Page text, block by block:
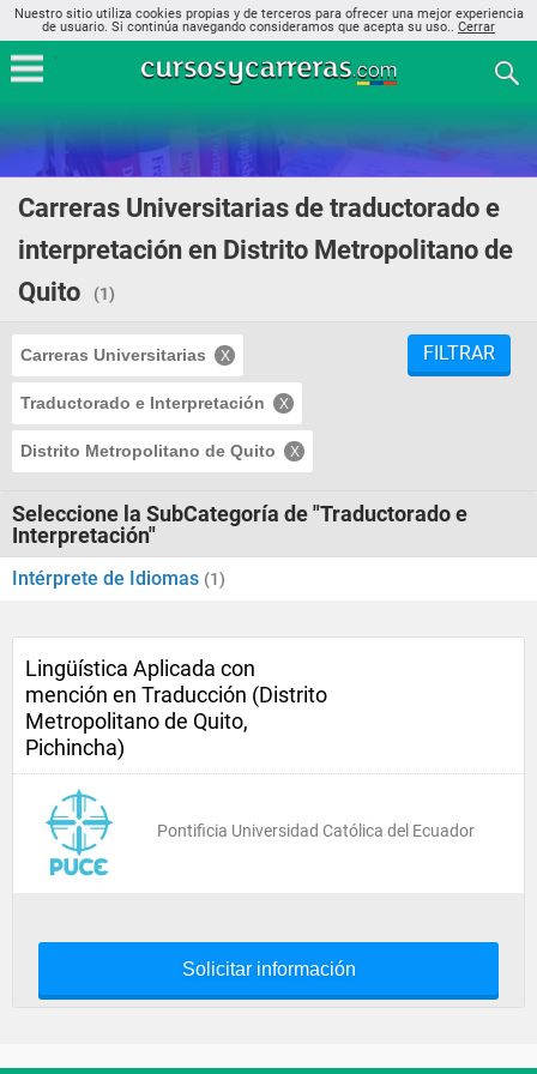
Nuestro sitio utiliza cookies propias y de terceros para ofrecer una mejor experiencia
de usuario. Si continúa navegando consideramos que acepta su uso.. Cerrar
Carreras Universitarias de traductorado e
interpretación en Distrito Metropolitano de
Quito
(1)
Carreras Universitarias
Traductorado e Interpretación
Distrito Metropolitano de Quito
FILTRAR
Seleccione la SubCategoría de "Traductorado e
Interpretación"
Intérprete de Idiomas (1)
Lingüística Aplicada con
mención en Traducción (Distrito
Metropolitano de Quito,
Pichincha)
Pontificia Universidad Católica del Ecuador
Solicitar información